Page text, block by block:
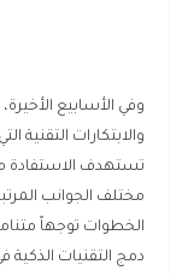
والابتكارات التقنية
تستهدف الاستفادة
مختلف الجوانب
الخطوات توجهاً
دمج التقنيات